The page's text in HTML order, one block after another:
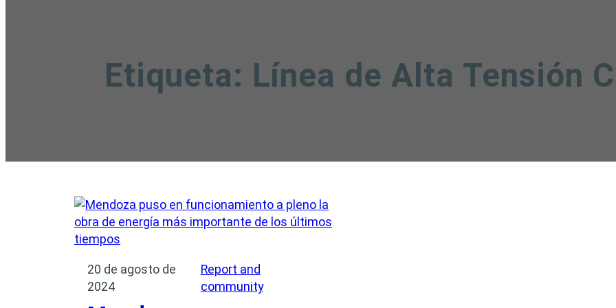
Etiqueta: Línea de Alta Tensión
20 de agosto de
2024
Report and
community